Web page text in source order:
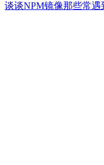
谈谈NPM镜像那些常遇